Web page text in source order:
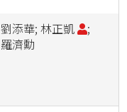
劉添華; 林正凱
;
羅濟勳